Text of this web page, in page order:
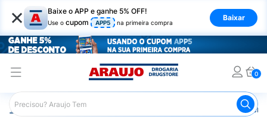
× Baixe o APP e ganhe 5% OFF!
Use o cupom APP5 na primeira compra
Baixar
0
Araujo Higiene Pessoal